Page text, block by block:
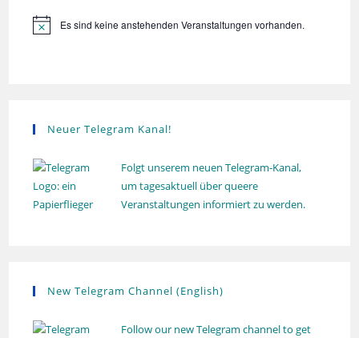
H
Es sind keine anstehenden Veranstaltungen vorhanden.
Neuer Telegram Kanal!
Folgt unserem neuen Telegram-Kanal,
um tagesaktuell über queere
Veranstaltungen informiert zu werden.
New Telegram Channel (English)
Follow our new Telegram channel to get